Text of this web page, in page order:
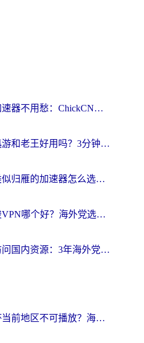
海外党选回国加速器不用愁：ChickCN和洞见哪个好？一篇搞定所有疑问
海外党必看：迅游和老王好用吗？3分钟选对加速国内网络的加速器
海外党必看：类似归雁的加速器怎么选？一篇搞定无缝访问国内资源
斧牛和极速穿梭VPN哪个好？海外党选回国加速器必看的真实对比与避坑指南
北美回国无缝访问国内资源：3年海外党亲测的加速器选择指南
在美国看世界杯当前地区不可播放？海外党体育观赛终极指南来了！